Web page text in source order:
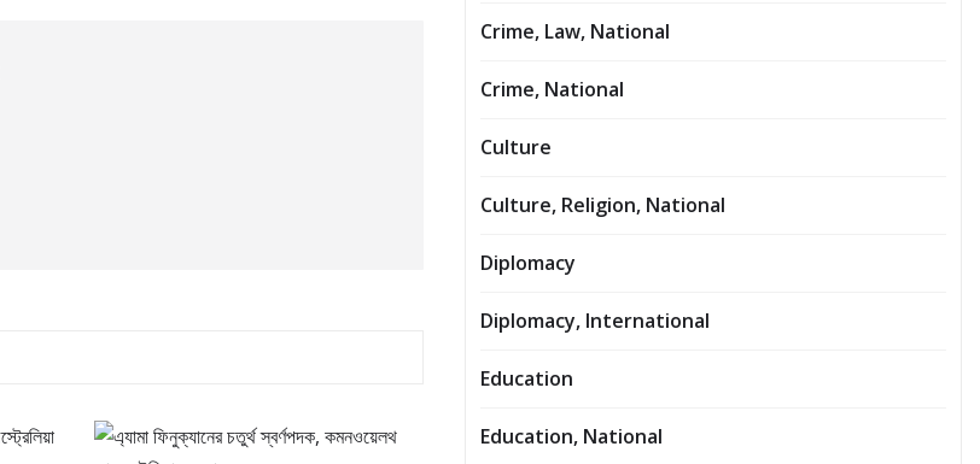
Crime, Law, National
Crime, National
Culture
Culture, Religion, National
Diplomacy
Diplomacy, International
Education
Education, National